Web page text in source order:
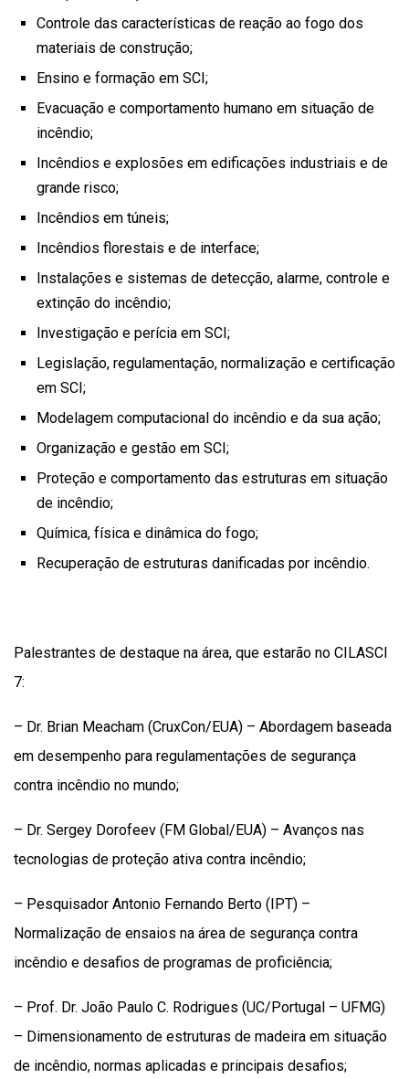
Controle das características de reação ao fogo dos
materiais de construção;
Ensino e formação em SCI;
Evacuação e comportamento humano em situação de
incêndio;
Incêndios e explosões em edificações industriais e de
grande risco;
Incêndios em túneis;
Incêndios florestais e de interface;
Instalações e sistemas de detecção, alarme, controle e
extinção do incêndio;
Investigação e perícia em SCI;
Legislação, regulamentação, normalização e certificação
em SCI;
Modelagem computacional do incêndio e da sua ação;
Organização e gestão em SCI;
Proteção e comportamento das estruturas em situação
de incêndio;
Química, física e dinâmica do fogo;
Recuperação de estruturas danificadas por incêndio.
Palestrantes de destaque na área, que estarão no CILASCI
7:
– Dr. Brian Meacham (CruxCon/EUA) – Abordagem baseada
em desempenho para regulamentações de segurança
contra incêndio no mundo;
– Dr. Sergey Dorofeev (FM Global/EUA) – Avanços nas
tecnologias de proteção ativa contra incêndio;
– Pesquisador Antonio Fernando Berto (IPT) –
Normalização de ensaios na área de segurança contra
incêndio e desafios de programas de proficiência;
– Prof. Dr. João Paulo C. Rodrigues (UC/Portugal – UFMG)
– Dimensionamento de estruturas de madeira em situação
de incêndio, normas aplicadas e principais desafios;